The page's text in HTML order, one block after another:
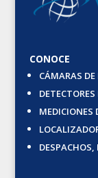
CONOCE
CÁMARAS
MEDICIONES